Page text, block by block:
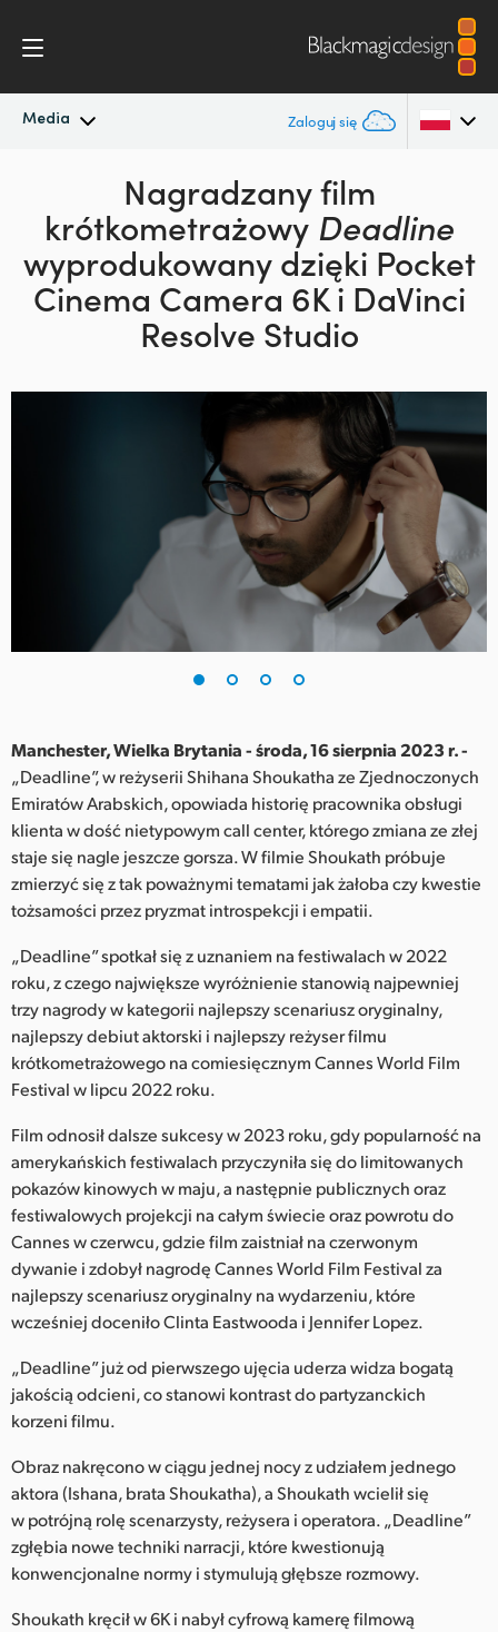
Media Zaloguj się
Najnowsze wiadomości
Archiwum wiadomości
Zdjęcia prasowe
Argentina
Australia
Austria
Germany
Italy
Japan
Korea
Mexico
Malaysia
Netherlands
New Zealand
Norway
Polska
Portugal
Singapore
South Africa
Spain
Sweden
Chinese Taipei
Turkey
UAE
Ukraine
United Kingdom
Nagradzany film
krótkometrażowy Deadline
wyprodukowanydzięki Pocket
Cinema Camera 6K i DaVinci
Resolve Studio
Manchester, Wielka Brytania - środa, 16 sierpnia 2023 r. -
„Deadline”, w reżyserii Shihana Shoukatha ze Zjednoczonych
Emiratów Arabskich, opowiada historię pracownika obsługi
klienta w dość nietypowym call center, którego zmiana ze złej
staje się nagle jeszcze gorsza. W filmie Shoukath próbuje
zmierzyć się z tak poważnymi tematami jak żałoba czy kwestie
tożsamości przez pryzmat introspekcji i empatii.
„Deadline” spotkał się z uznaniem na festiwalach w 2022
roku, z czego największe wyróżnienie stanowią najpewniej
trzy nagrody w kategorii najlepszy scenariusz oryginalny,
najlepszy debiut aktorski i najlepszy reżyser filmu
krótkometrażowego na comiesięcznym Cannes World Film
Festival w lipcu 2022 roku.
Film odnosił dalsze sukcesy w 2023 roku, gdy popularność na
amerykańskich festiwalach przyczyniła się do limitowanych
pokazów kinowych w maju, a następnie publicznych oraz
festiwalowych projekcji na całym świecie oraz powrotu do
Cannes w czerwcu, gdzie film zaistniał na czerwonym
dywanie i zdobył nagrodę Cannes World Film Festival za
najlepszy scenariusz oryginalny na wydarzeniu, które
wcześniej doceniło Clinta Eastwooda i Jennifer Lopez.
„Deadline” już od pierwszego ujęcia uderza widza bogatą
jakością odcieni, co stanowi kontrast do partyzanckich
korzeni filmu.
Obraz nakręcono w ciągu jednej nocy z udziałem jednego
aktora (Ishana, brata Shoukatha), a Shoukath wcielił się
w potrójną rolę scenarzysty, reżysera i operatora. „Deadline”
zgłębia nowe techniki narracji, które kwestionują
konwencjonalne normy i stymulują głębsze rozmowy.
Shoukath kręcił w 6K i nabył cyfrową kamerę filmową